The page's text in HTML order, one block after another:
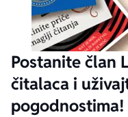
Postanite član
čitalaca i
pogodnostima!